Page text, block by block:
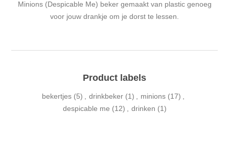
Minions (Despicable Me) beker gemaakt van plastic genoeg
voor jouw drankje om je dorst te lessen.
Product labels
bekertjes (5) drinkbeker (1) minions (17)
despicable me (12) drinken (1)